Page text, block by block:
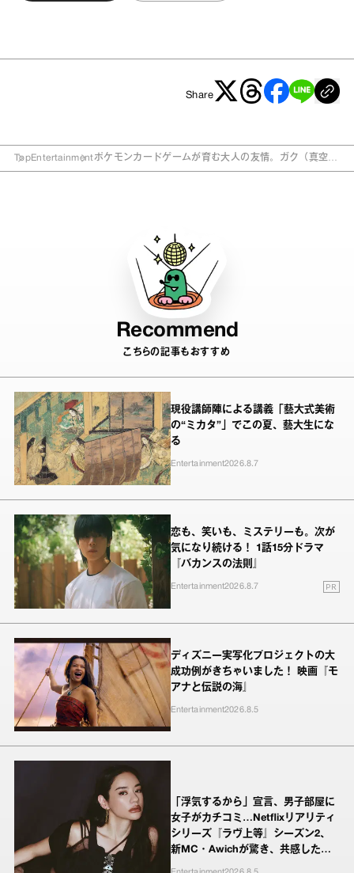
Share
TopEntertainmentポケモンカードゲームが育む大人の友情。ガク（真空ジ
Recommend
こちらの記事もおすすめ
現役講師陣による講義「藝大式美術
の“ミカタ”」でこの夏、藝大生にな
る
Entertainment2026.8.7
恋も、笑いも、ミステリーも。次が
気になり続ける！ 1話15分ドラマ
『バカンスの法則』
Entertainment2026.8.7 PR
ディズニー実写化プロジェクトの大
成功例がきちゃいました！ 映画『モ
アナと伝説の海』
Entertainment2026.8.5
「浮気するから」宣言、男子部屋に
女子がカチコミ…Netflixリアリティ
シリーズ『ラヴ上等』シーズン2、
新MC・Awichが驚き、共感したヤ